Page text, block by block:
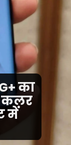
का
कलर
में